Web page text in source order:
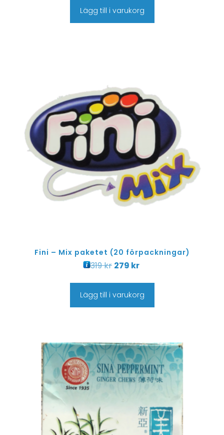
Lägg till i varukorg
Fini – Mix paketet (20 förpackningar)
319kr 279 kr
Lägg till i varukorg